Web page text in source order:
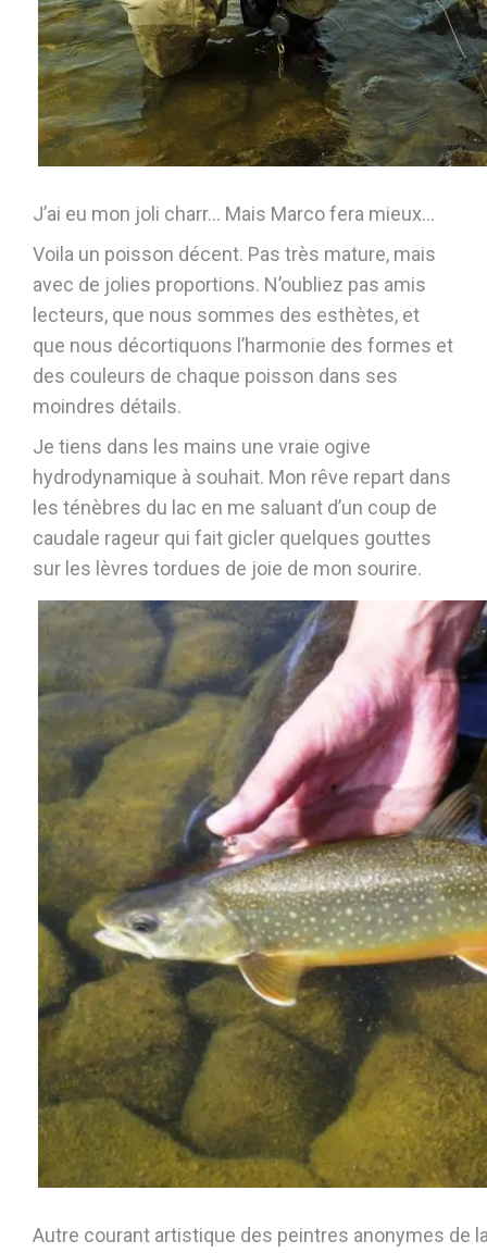
J’ai eu mon joli charr… Mais Marco fera mieux…
Voila un poisson décent. Pas très mature, mais
avec de jolies proportions. N’oubliez pas amis
lecteurs, que nous sommes des esthètes, et
que nous décortiquons l’harmonie des formes et
des couleurs de chaque poisson dans ses
moindres détails.
Je tiens dans les mains une vraie ogive
hydrodynamique à souhait. Mon rêve repart dans
les ténèbres du lac en me saluant d’un coup de
caudale rageur qui fait gicler quelques gouttes
sur les lèvres tordues de joie de mon sourire.
Autre courant artistique des peintres anonymes de